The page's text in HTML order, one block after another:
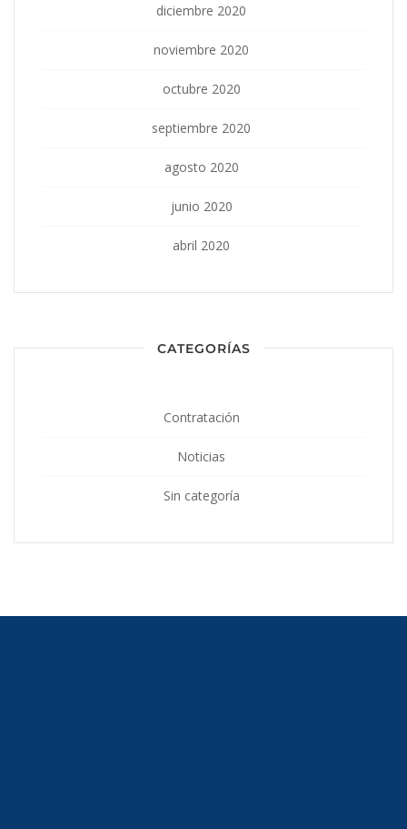
diciembre 2020
noviembre 2020
octubre 2020
septiembre 2020
agosto 2020
junio 2020
abril 2020
CATEGORÍAS
Contratación
Noticias
Sin categoría